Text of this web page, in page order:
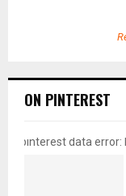
ON PINTEREST
pinterest data